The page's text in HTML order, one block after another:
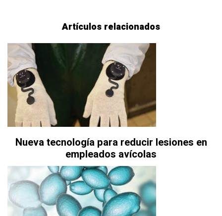
Artículos relacionados
Nueva tecnología para reducir lesiones en
empleados avícolas